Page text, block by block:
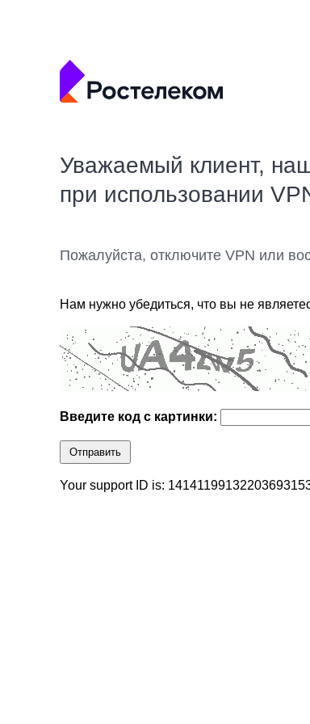
Уважаемый клиент,
при использовании
Пожалуйста, отключите VPN или
Нам нужно убедиться, что вы не
Введите код с картинки:
Отправить
Your support ID is: